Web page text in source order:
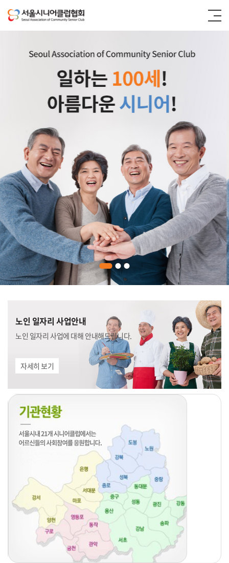
노인 일자리 사업안내
노인 일자리 사업에 대해 안내해드립니다.
자세히 보기